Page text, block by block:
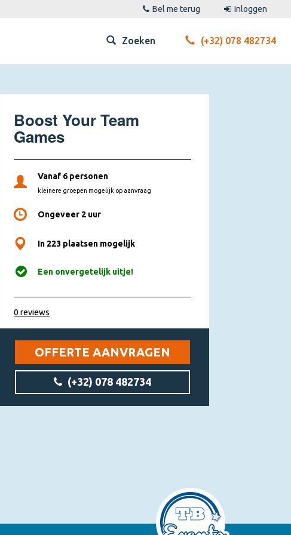
Bel me terug Inloggen
Zoeken (+32) 078 482734
Boost Your Team
Games
Vanaf 6 personen
kleinere groepen mogelijk op aanvraag
Ongeveer 2 uur
In 223 plaatsen mogelijk
Een onvergetelijk uitje!
0 reviews
OFFERTE AANVRAGEN
(+32) 078 482734